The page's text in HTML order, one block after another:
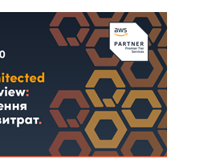
Netherlands
Oman
Philippines